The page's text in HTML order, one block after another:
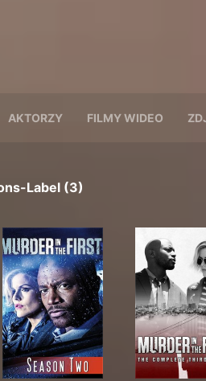
AKTORZY FILMY WIDEO
Label (3)